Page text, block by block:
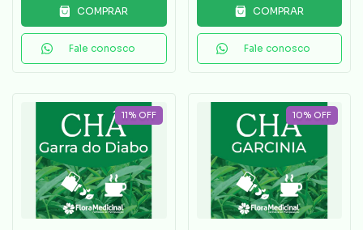
COMPRAR
Fale conosco
COMPRAR
Fale conosco
11% OFF 10% OFF